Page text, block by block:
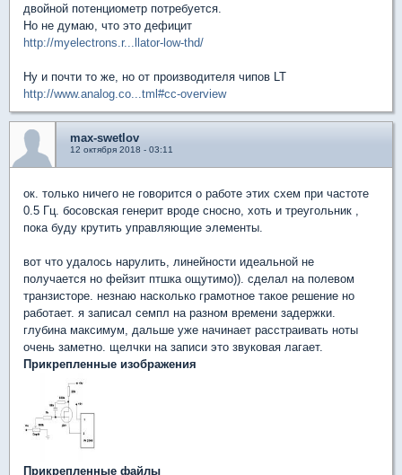
двойной потенциометр потребуется.
Но не думаю, что это дефицит
http://myelectrons.r...llator-low-thd/
Ну и почти то же, но от производителя чипов LT
http://www.analog.co...tml#cc-overview
max-swetlov
12 октября 2018 - 03:11
ок. только ничего не говорится о работе этих схем при частоте
0.5 Гц. босовская генерит вроде сносно, хоть и треугольник ,
пока буду крутить управляющие элементы.
вот что удалось нарулить, линейности идеальной не
получается но фейзит птшка ощутимо)). сделал на полевом
транзисторе. незнаю насколько грамотное такое решение но
работает. я записал семпл на разном времени задержки.
глубина максимум, дальше уже начинает расстраивать ноты
очень заметно. щелчки на записи это звуковая лагает.
Прикрепленные изображения
Прикрепленные файлы